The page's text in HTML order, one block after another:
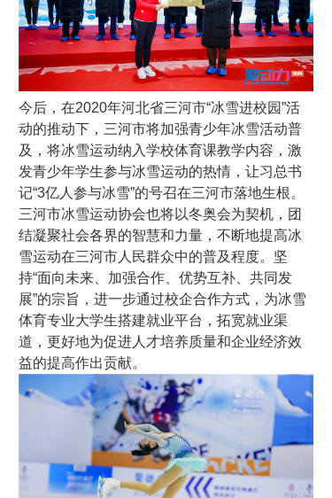
今后，在2020年河北省三河市“冰雪进校园”活
动的推动下，三河市将加强青少年冰雪活动普
及，将冰雪运动纳入学校体育课教学内容，激
发青少年学生参与冰雪运动的热情，让习总书
记“3亿人参与冰雪”的号召在三河市落地生根。
三河市冰雪运动协会也将以冬奥会为契机，团
结凝聚社会各界的智慧和力量，不断地提高冰
雪运动在三河市人民群众中的普及程度。坚
持“面向未来、加强合作、优势互补、共同发
展”的宗旨，进一步通过校企合作方式，为冰雪
体育专业大学生搭建就业平台，拓宽就业渠
道，更好地为促进人才培养质量和企业经济效
益的提高作出贡献。